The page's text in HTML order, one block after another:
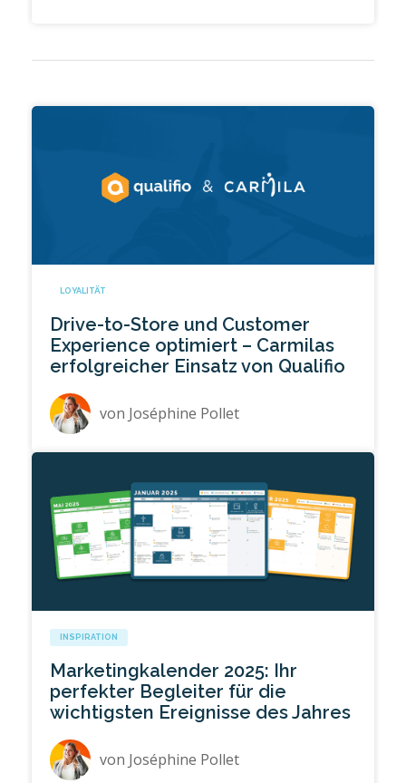
LOYALITÄT
Drive-to-Store und Customer
Experience optimiert – Carmilas
erfolgreicher Einsatz von Qualifio
von Joséphine Pollet
INSPIRATION
Marketingkalender 2025: Ihr
perfekter Begleiter für die
wichtigsten Ereignisse des Jahres
von Joséphine Pollet